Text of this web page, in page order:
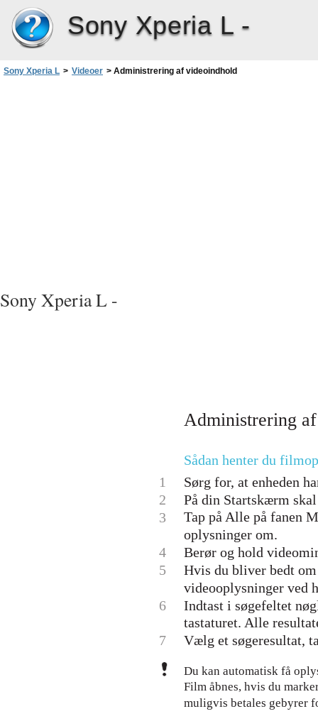
Sony Xperia L -
Sony Xperia L > Videoer > Administrering af videoindhold
Sony Xperia L -
Administrering
Sådan henter du
1
Sørg for, at enheden
2
På din Startskærm
3
Tap på Alle på fanen
oplysninger om.
4
Berør og hold
5
Hvis du bliver bedt
videooplysninger ved
6
Indtast i søgefeltet
tastaturet. Alle
7
Vælg et søgeresultat,
Du kan automatisk få
Film åbnes, hvis du
muligvis betales gebyrer